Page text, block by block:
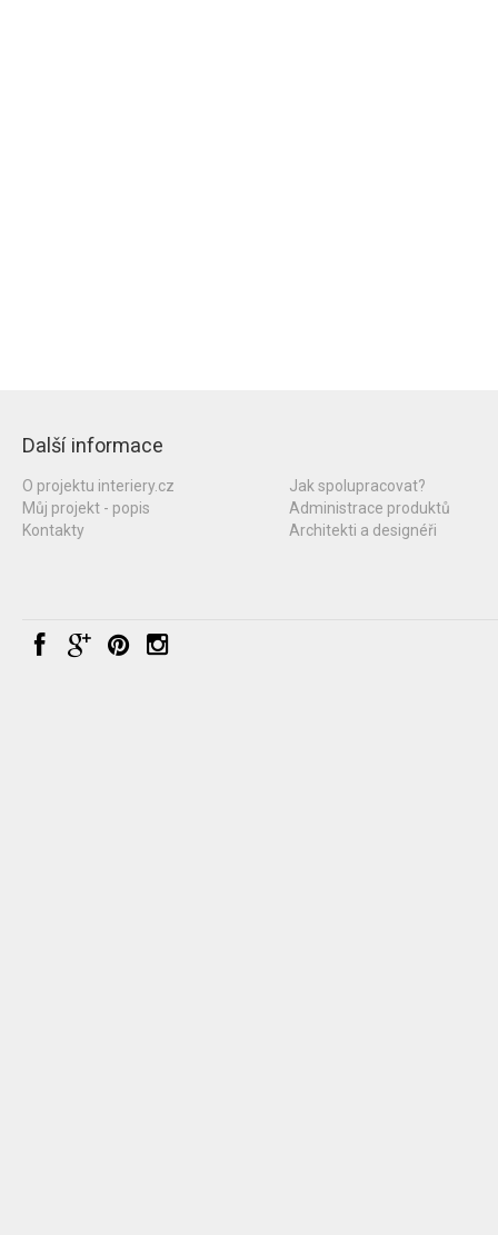
Další informace
O projektu interiery.cz
Můj projekt - popis
Kontakty
Jak spolupracovat?
Administrace produktů
Architekti a designéři